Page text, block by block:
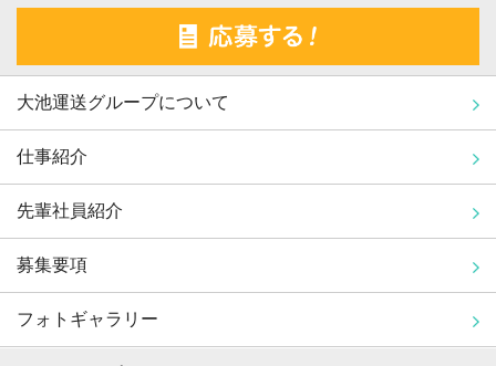
大池運送グループについて
仕事紹介
先輩社員紹介
募集要項
フォトギャラリー